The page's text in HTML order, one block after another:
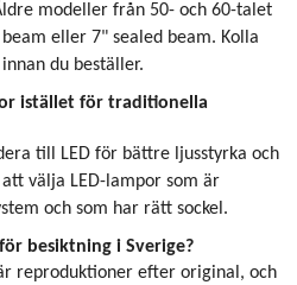
modeller från 50- och 60-talet
eller 7" sealed beam. Kolla
du beställer.
istället för traditionella
till LED för bättre ljusstyrka och
välja LED-lampor som är
och som har rätt sockel.
besiktning i Sverige?
reproduktioner efter original, och